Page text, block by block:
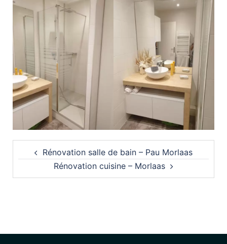
Rénovation salle de bain – Pau Morlaas
Rénovation cuisine – Morlaas